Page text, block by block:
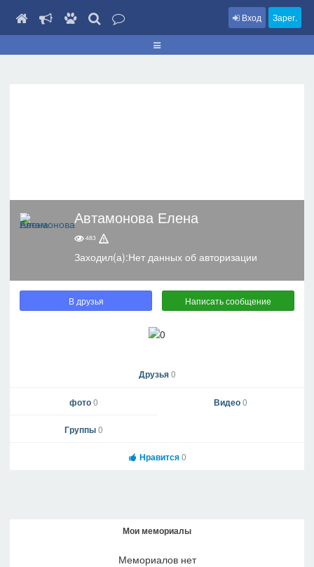
Вход Зарег.
Автамонова Елена
483
Заходил(а):Нет данных об авторизации
В друзья Написать сообщение
Друзья0
фото0 Видео0
Группы0
Нравится0
Мои мемориалы
Мемориалов нет